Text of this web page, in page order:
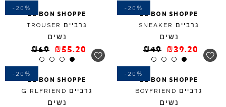
-20%
LE BONSHOPPE
גרביים SNEAKER
נשים
₪49 ₪39.20
-20%
LE BONSHOPPE
גרביים TROUSER
נשים
₪69 ₪55.20
-20%
LE BONSHOPPE
גרביים BOYFRIEND
נשים
-20%
LE BONSHOPPE
גרביים GIRLFRIEND
נשים